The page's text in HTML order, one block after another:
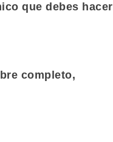
que debes hacer
completo,